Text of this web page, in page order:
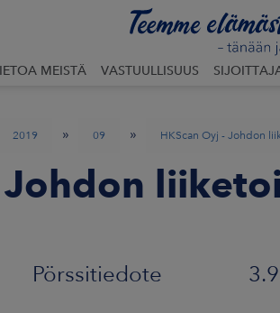
MEISTÄ VASTUULLISUUS
2019 » 09 » HKScan Oyj - Johdon
Johdon